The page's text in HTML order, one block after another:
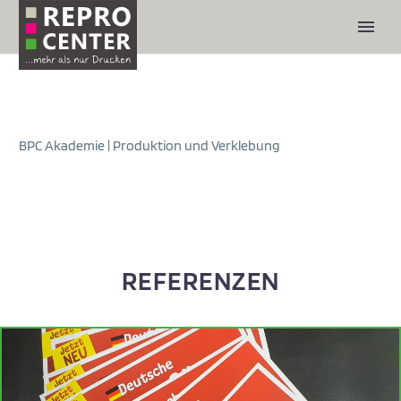
BPC Akademie | Produktion und Verklebung
REFERENZEN